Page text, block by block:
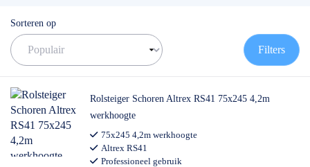
Keuze genoeg! Ben jij een professional en ben je juist op zoek
naar een steiger die wel voldoet aan de actuele opbouw norm (A-
blad)? Bekijk dan onze
steiger met voorloopleuning
, en kom je er
✅ Volgende werkdag op locatie
✅ Meedenkende klantenservice
✅ Contact:0511- 40 25 64
Sorteren op
Filters
Rolsteiger Schoren Altrex RS41 75x245 4,2m
werkhoogte
75x245 4,2m werkhoogte
Altrex RS41
Professioneel gebruik